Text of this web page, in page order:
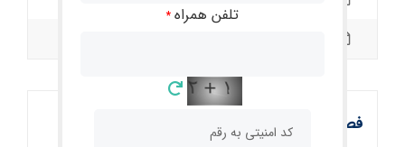
فصل پنجم
تلفن همراه *